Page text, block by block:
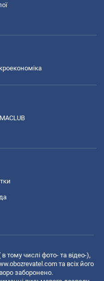
тому числі фото- та відео-),
та всіх його
заборонено.